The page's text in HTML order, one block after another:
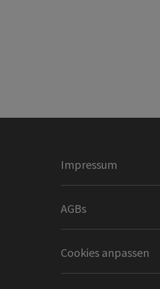
Impressum
AGBs
Cookies anpassen